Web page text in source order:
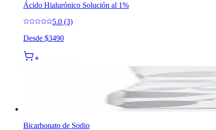
Ácido Hialurónico Solución al 1%
5.0 (3)
Desde $3490
Bicarbonato de Sodio